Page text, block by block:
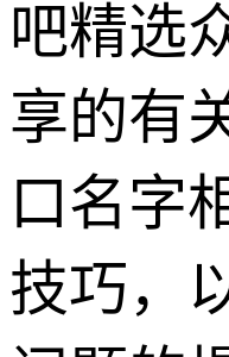
吧精选
享的有
口名字
技巧，